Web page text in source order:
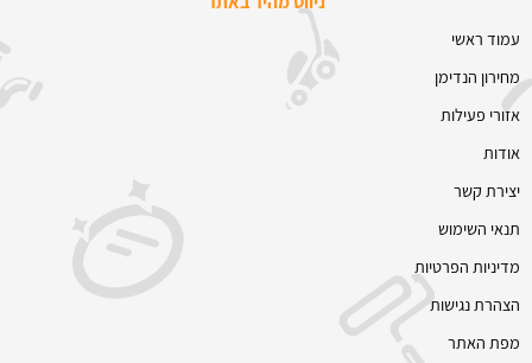
עמוד ראשי
מחירון הנדימן
אזורי פעילות
אודות
יצירת קשר
תנאי השימוש
מדיניות הפרטיות
הצהרת נגישות
מפת האתר